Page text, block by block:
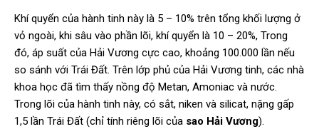
Khí quyển của hành tinh này là 5 – 10% trên tổng khối lượng ở
vỏ ngoài, khi sâu vào phần lõi, khí quyển là 10 – 20%, Trong
đó, áp suất của Hải Vương cực cao, khoảng 100.000 lần nếu
so sánh với Trái Đất. Trên lớp phủ của Hải Vương tinh, các nhà
khoa học đã tìm thấy nồng độ Metan, Amoniac và nước.
Trong lõi của hành tinh này, có sắt, niken và silicat, nặng gấp
1,5 lần Trái Đất (chỉ tính riêng lõi của sao Hải Vương).